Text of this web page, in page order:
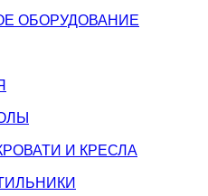
ОБОРУДОВАНИЕ
И КРЕСЛА